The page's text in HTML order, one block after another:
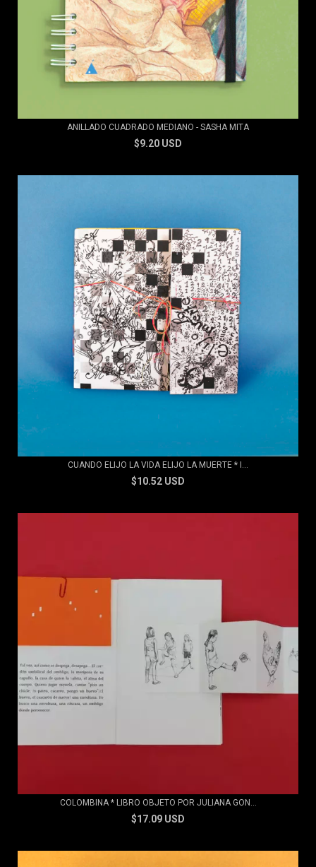
ANILLADO CUADRADO MEDIANO - SASHA MITA
$9.20 USD
CUANDO ELIJO LA VIDA ELIJO LA MUERTE * I...
$10.52 USD
COLOMBINA * LIBRO OBJETO POR JULIANA GON...
$17.09 USD